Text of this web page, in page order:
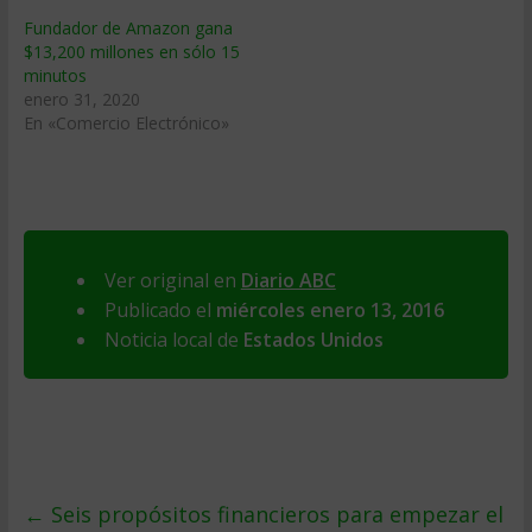
Fundador de Amazon gana
$13,200 millones en sólo 15
minutos
enero 31, 2020
En «Comercio Electrónico»
Ver original en Diario ABC
Publicado el miércoles enero 13, 2016
Noticia local de Estados Unidos
← Seis propósitos financieros para empezar el